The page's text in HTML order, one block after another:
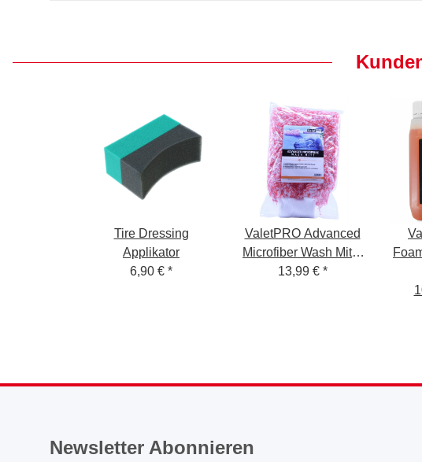
Tire Dressing
Applikator
6,90 € *
ValetPRO Advanced
Microfiber Wash Mitt -
Waschandschuh
13,99 € *
Newsletter Abonnieren